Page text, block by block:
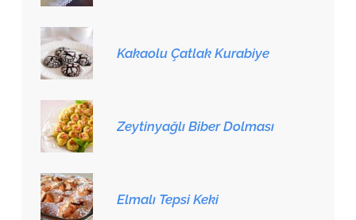
Kakaolu Çatlak Kurabiye
Zeytinyağlı Biber Dolması
Elmalı Tepsi Keki